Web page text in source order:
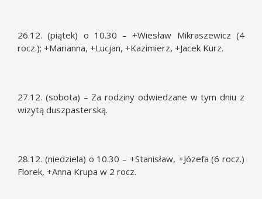
26.12. (piątek) o 10.30 – +Wiesław Mikraszewicz (4
rocz.); +Marianna, +Lucjan, +Kazimierz, +Jacek Kurz.
27.12. (sobota) – Za rodziny odwiedzane w tym dniu z
wizytą duszpasterską.
28.12. (niedziela) o 10.30 – +Stanisław, +Józefa (6 rocz.)
Florek, +Anna Krupa w 2 rocz.